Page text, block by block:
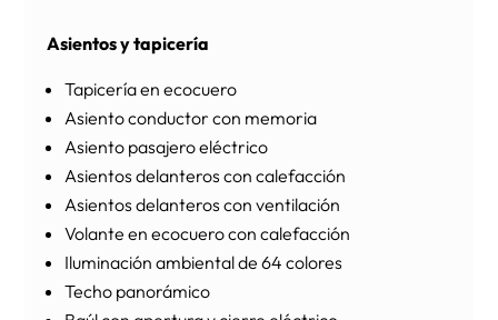
Asientos y tapicería
Tapicería en ecocuero
Asiento conductor con memoria
Asiento pasajero eléctrico
Asientos delanteros con calefacción
Asientos delanteros con ventilación
Volante en ecocuero con calefacción
Iluminación ambiental de 64 colores
Techo panorámico